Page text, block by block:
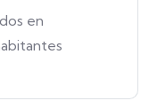
en